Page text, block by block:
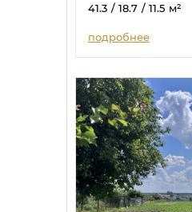
41.3 / 18.7 / 11.5 м²
подробнее